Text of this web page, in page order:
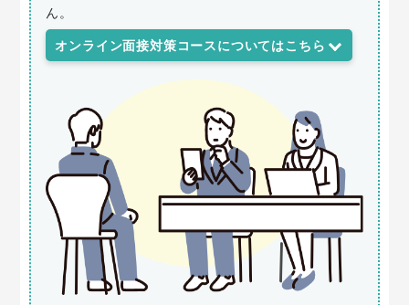
ん。
オンライン面接対策コースについてはこちら